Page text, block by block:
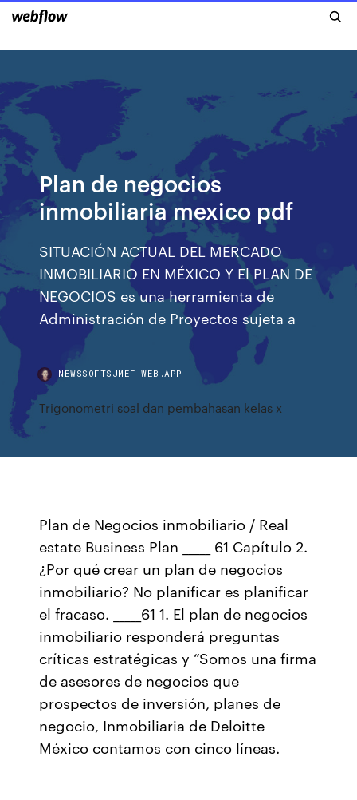
Plan de negocios
inmobiliaria mexico pdf
SITUACIÓN ACTUAL DEL MERCADO
INMOBILIARIO EN MÉXICO Y El PLAN DE
NEGOCIOS es una herramienta de
Administración de Proyectos sujeta a
NEWSSOFTSJMEF.WEB.APP
Trigonometri soal dan pembahasan kelas x
Plan de Negocios inmobiliario / Real
estate Business Plan _____ 61 Capítulo 2.
¿Por qué crear un plan de negocios
inmobiliario? No planificar es planificar
el fracaso. _____61 1. El plan de negocios
inmobiliario responderá preguntas
críticas estratégicas y “Somos una firma
de asesores de negocios que
prospectos de inversión, planes de
negocio, Inmobiliaria de Deloitte
México contamos con cinco líneas.